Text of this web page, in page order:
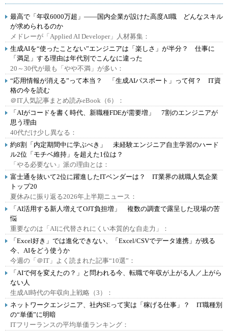
最高で「年収6000万超」――国内企業が設けた高度AI職 どんなスキル
が求められるのか
メドレーが「Applied AI Developer」人材募集：
生成AIを“使ったことない”エンジニアは「楽しさ」が半分？ 仕事に
「満足」する理由は年代別でこんなに違った
20～30代が最も「やや不満」が多い：
“応用情報が消える”って本当？ 「生成AIパスポート」って何？ IT資
格の今を読む
＠IT人気記事まとめ読みeBook（6）：
「AIがコードを書く時代、新職種FDEが需要増」 7割のエンジニアが
思う理由
40代だけ少し異なる：
約8割「内定期間中に学ぶべき」 未経験エンジニア自主学習のハード
ル2位「モチベ維持」を超えた1位は？
「やる必要ない」派の理由とは：
富士通を抜いて2位に躍進したITベンダーは？ IT業界の就職人気企業
トップ20
夏休みに振り返る2026年上半期ニュース：
「AI活用する新人増えてOJT負担増」 複数の調査で露呈した現場の苦
悩
重要なのは「AIに代替されにくい本質的な自走力」：
「Excel好き」では進化できない、「Excel/CSVでデータ連携」が残る
今、AIをどう使うか
今週の「＠IT」よく読まれた記事“10選”：
「AIで何を変えたの？」と問われる今、転職で年収が上がる人／上がら
ない人
生成AI時代の年収向上戦略（3）：
ネットワークエンジニア、社内SEって実は「稼げる仕事」？ IT職種別
の“単価”に明暗
ITフリーランスの平均単価ランキング：